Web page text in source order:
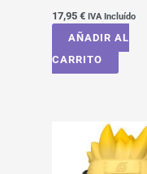
17,95 € IVA Incluído
AÑADIR AL
CARRITO